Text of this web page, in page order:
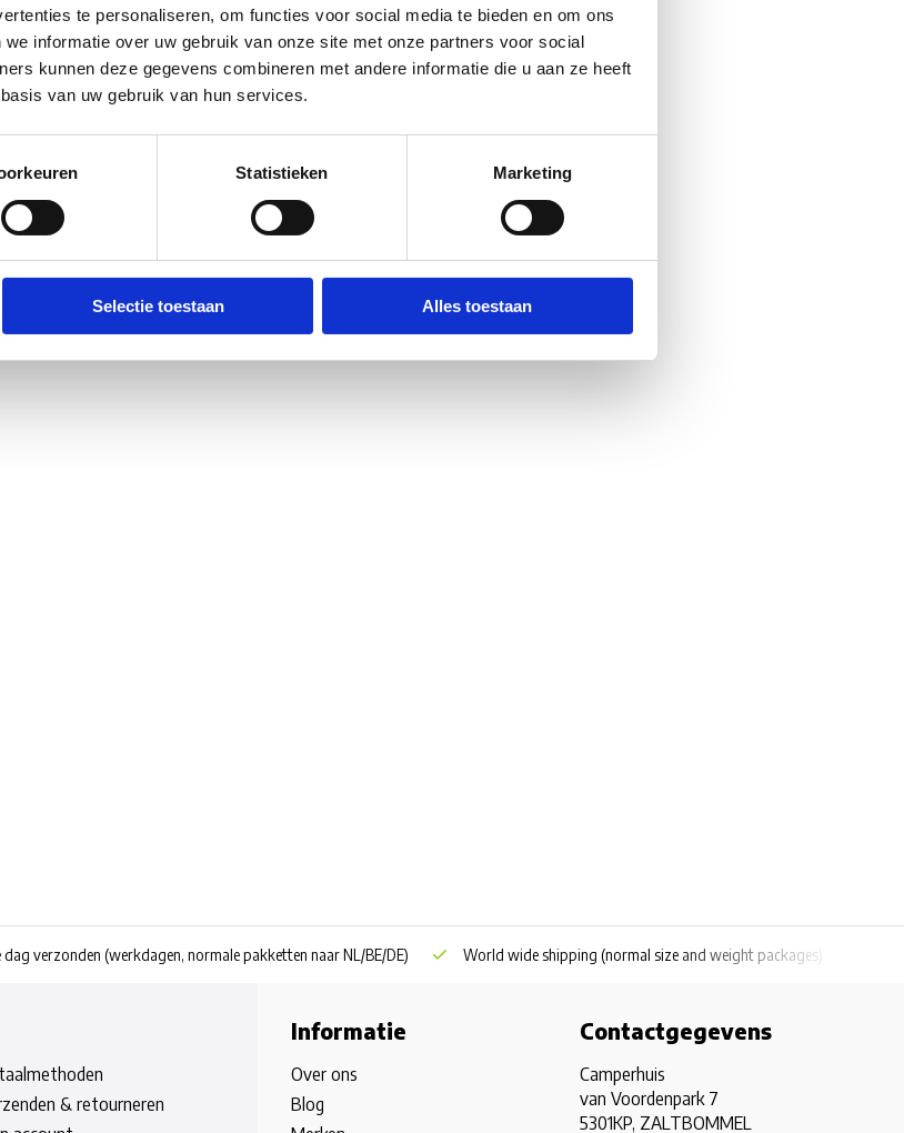
te personaliseren, om functies voor social media te bieden en om ons
informatie over uw gebruik van onze site met onze partners voor social
kunnen deze gegevens combineren met andere informatie die u aan ze heeft
van uw gebruik van hun services.
Statistieken Marketing
Selectie toestaan Alles toestaan
verzonden (werkdagen, normale pakketten naar NL/BE/DE) World wide shipping (normal size and weight packages)
& retourneren
Informatie
Over ons
Blog
Contactgegevens
Camperhuis
van Voordenpark 7
5301KP, ZALTBOMMEL